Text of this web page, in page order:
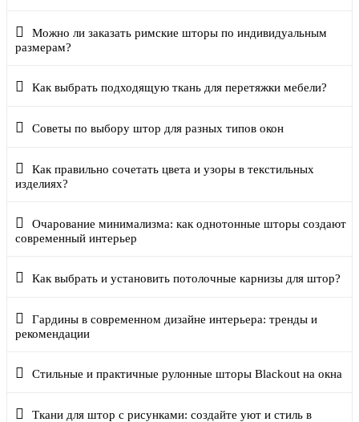
Можно ли заказать римские шторы по индивидуальным
размерам?
Как выбрать подходящую ткань для перетяжки мебели?
Советы по выбору штор для разных типов окон
Как правильно сочетать цвета и узоры в текстильных
изделиях?
Очарование минимализма: как однотонные шторы создают
современный интерьер
Как выбрать и установить потолочные карнизы для штор?
Гардины в современном дизайне интерьера: тренды и
рекомендации
Стильные и практичные рулонные шторы Blackout на окна
Ткани для штор с рисунками: создайте уют и стиль в